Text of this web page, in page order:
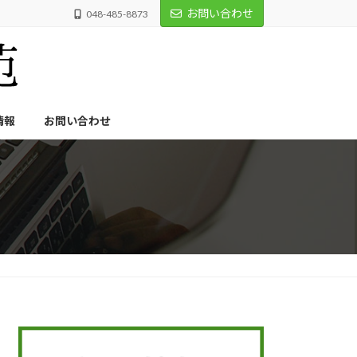
048-485-8873 お問い合わせ
報 お問い合わせ